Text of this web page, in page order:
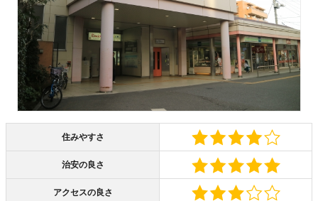
住みやすさ
治安の良さ
アクセスの良さ